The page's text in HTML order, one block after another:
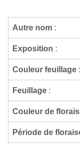
Autre nom :
Exposition :
Couleur feuillage :
Feuillage :
Couleur de
Période de